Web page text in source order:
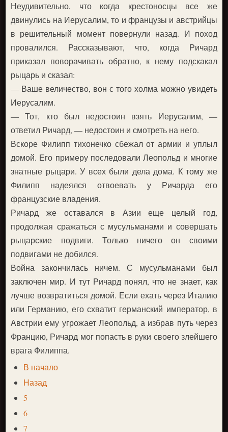
Неудивительно, что когда крестоносцы все же
двинулись на Иерусалим, то и французы и австрийцы
в решительный момент повернули назад. И поход
провалился. Рассказывают, что, когда Ричард
приказал поворачивать обратно, к нему подскакал
рыцарь и сказал:
— Ваше величество, вон с того холма можно увидеть
Иерусалим.
— Тот, кто был недостоин взять Иерусалим, —
ответил Ричард, — недостоин и смотреть на него.
Вскоре Филипп тихонечко сбежал от армии и уплыл
домой. Его примеру последовали Леопольд и многие
знатные рыцари. У всех были дела дома. К тому же
Филипп надеялся отвоевать у Ричарда его
французские владения.
Ричард же оставался в Азии еще целый год,
продолжая сражаться с мусульманами и совершать
рыцарские подвиги. Только ничего он своими
подвигами не добился.
Война закончилась ничем. С мусульманами был
заключен мир. И тут Ричард понял, что не знает, как
лучше возвратиться домой. Если ехать через Италию
или Германию, его схватит германский император, в
Австрии ему угрожает Леопольд, а избрав путь через
Францию, Ричард мог попасть в руки своего злейшего
врага Филиппа.
В начало
Назад
5
6
7